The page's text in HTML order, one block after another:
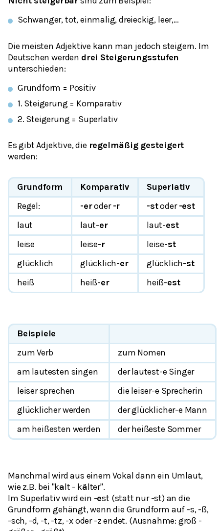
Schwanger, tot, einmalig, dreieckig, leer,…
Die meisten Adjektive kann man jedoch steigern. Im
Deutschen werden drei Steigerungsstufen
unterschieden:
Grundform = Positiv
1. Steigerung = Komparativ
2. Steigerung = Superlativ
Es gibt Adjektive, die regelmäßig gesteigert
werden:
Grundform Komparativ
Superlativ
Regel:
-eroder-r -stoder-est
laut
laut-er laut-est
leise
leise-r leise-st
glücklich
glücklich-er glücklich-st
heiß
heiß-er heiß-est
Beispiele
zum Verb
zum Nomen
am lautesten singen
der lautest-e Singer
leiser sprechen
die leiser-e Sprecherin
glücklicher werden
der glücklicher-e Mann
am heißesten werden
der heißeste Sommer
Manchmal wird aus einem Vokal dann ein Umlaut,
wie z.B. bei "kalt - kälter".
Im Superlativ wird ein -est (statt nur -st) an die
Grundform gehängt, wenn die Grundform auf -s, -ß,
-sch, -d, -t, -tz, -x oder -z endet. (Ausnahme: groß -